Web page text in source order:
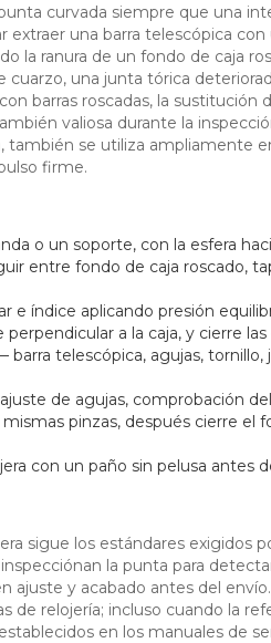
curvada siempre que una
una barra telescópica
la ranura de un fondo de caja
cuarzo, una junta tórica
barras roscadas, la
valiosa durante la
también se utiliza
firme.
o un soporte, con la esfera
entre fondo de caja roscado,
e índice aplicando presión
a la caja, y cierre
telescópica, agujas,
de agujas, comprobación
pinzas, después cierre
con un paño sin pelusa antes
sigue los estándares exigidos
la punta para
ajuste y acabado antes del
de relojería; incluso cuando la
en los manuales de